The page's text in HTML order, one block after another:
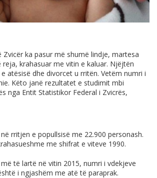
Zvicër ka pasur më shumë lindje, martesa
krahasuar me vitin e kaluar. Njëjtën
atësisë dhe divorcet u rritën. Vetëm numri i
Këto janë rezultatet e studimit mbi
nga Entit Statistikor Federal i Zvicrës,
rritjen e popullsisë me 22.900 personash.
me shifrat e viteve 1990.
të lartë në vitin 2015, numri i vdekjeve
i ngjashëm me atë të paraprak.